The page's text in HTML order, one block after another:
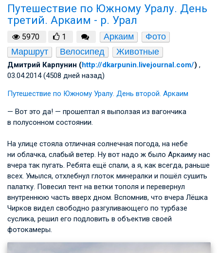
Путешествие по Южному Уралу. День
третий. Аркаим - р. Урал
5970 1 Аркаим
Фото
Маршрут
Велосипед Животные
Дмитрий Карпунин (http://dkarpunin.livejournal.com/) ,
03.04.2014 (4508 дней назад)
Путешествие по Южному Уралу. День второй. Аркаим
— Вот это да! — прошептал я выползая из вагончика
в полусонном состоянии.
На улице стояла отличная солнечная погода, на небе
ни облачка, слабый ветер. Ну вот надо ж было Аркаиму нас
вчера так пугать. Ребята ещё спали, а я, как всегда, раньше
всех. Умылся, отхлебнул глоток минералки и пошёл сушить
палатку. Повесил тент на ветки тополя и перевернул
внутреннюю часть вверх дном. Вспомнив, что вчера Лёшка
Чирков видел свободно разгуливающего по турбазе
суслика, решил его подловить в объектив своей
фотокамеры.